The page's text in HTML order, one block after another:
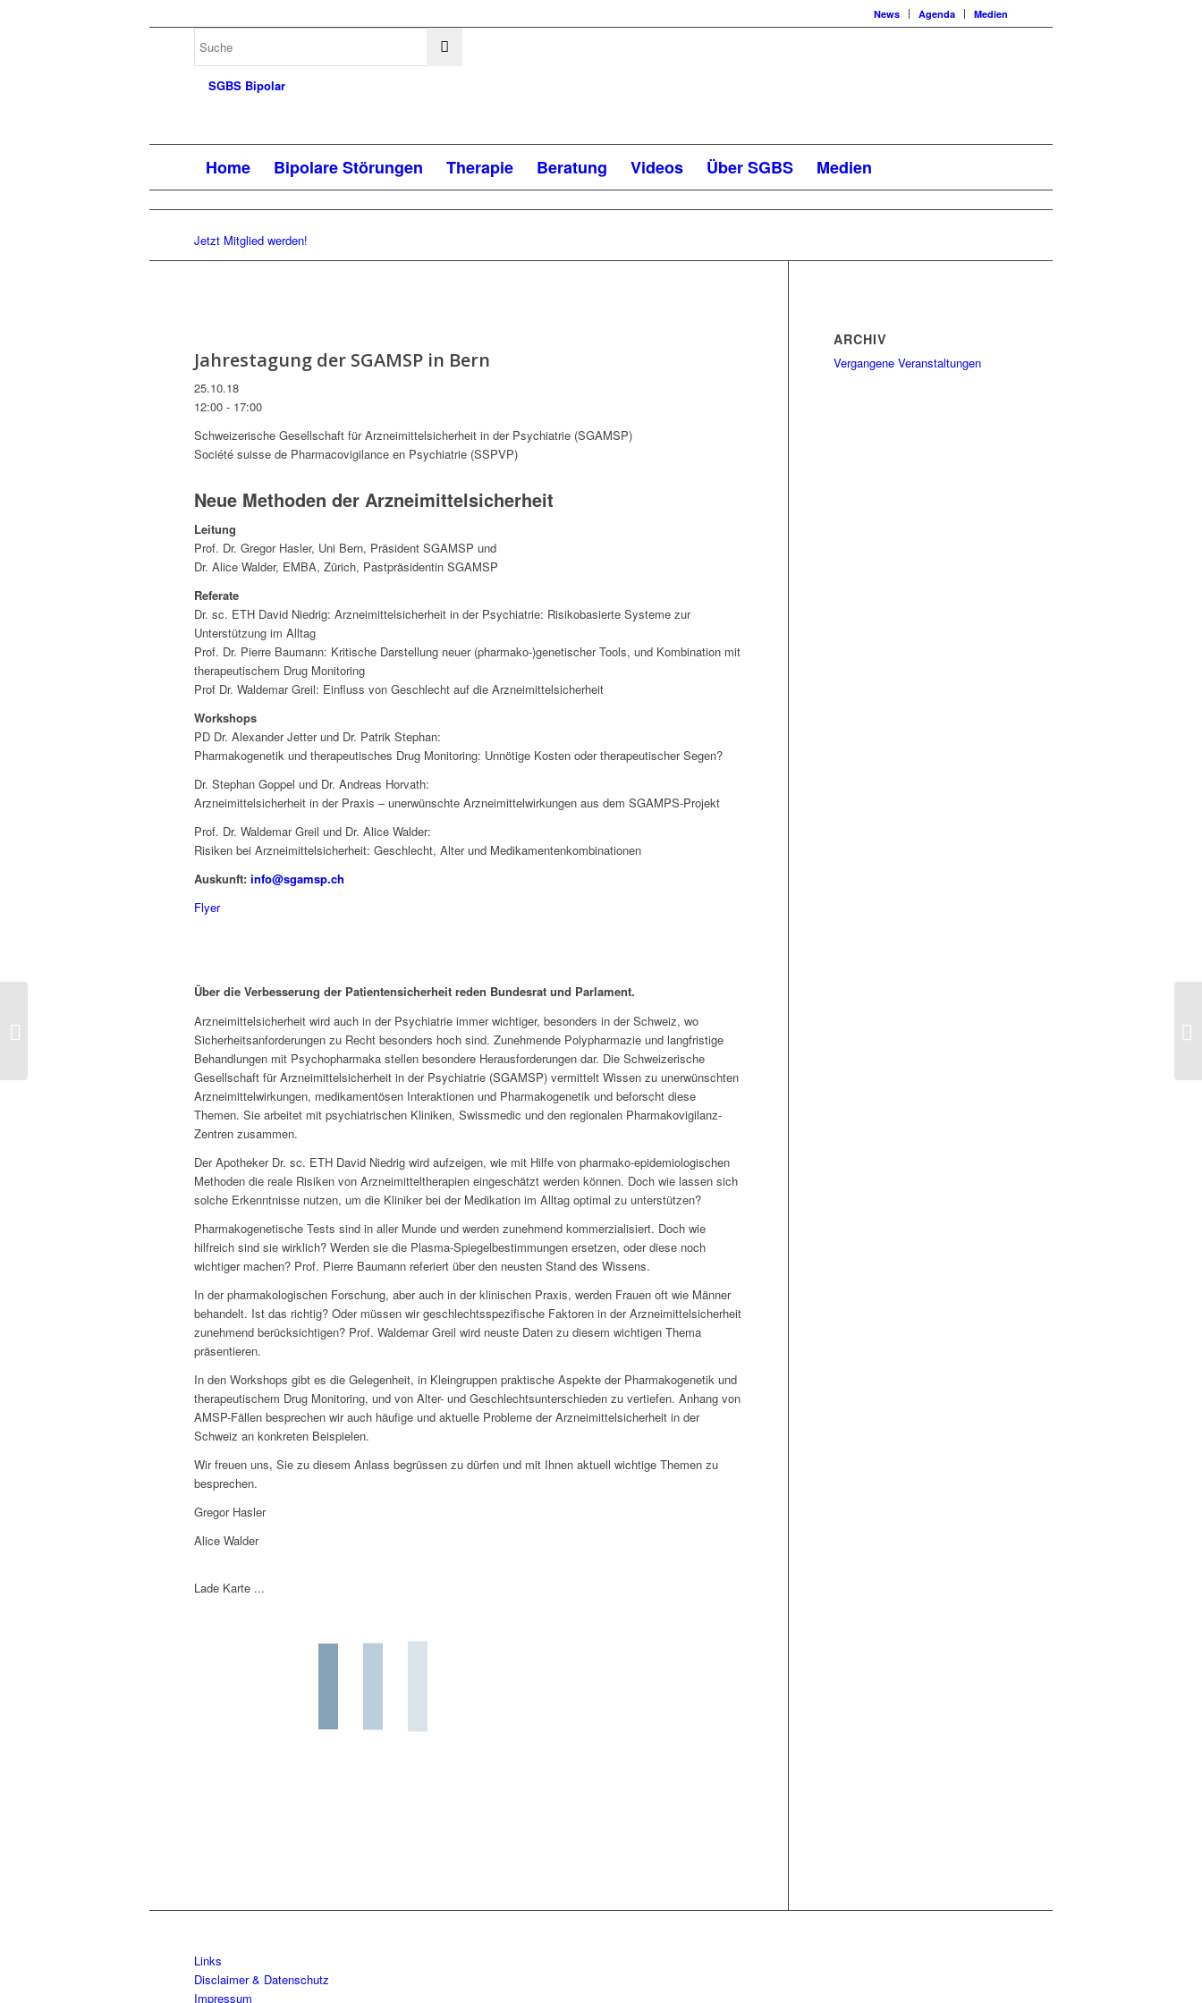
News Agenda Medien
Jetzt Mitglied werden!
Home Bipolare Störungen Therapie Beratung Videos Über SGBS Medien
Jahrestagung der SGAMSP in Bern
25.10.18
12:00 - 17:00
Schweizerische Gesellschaft für Arzneimittelsicherheit in der Psychiatrie (SGAMSP)
Société suisse de Pharmacovigilance en Psychiatrie (SSPVP)
Neue Methoden der Arzneimittelsicherheit
Leitung
Prof. Dr. Gregor Hasler, Uni Bern, Präsident SGAMSP und
Dr. Alice Walder, EMBA, Zürich, Pastpräsidentin SGAMSP
Referate
Dr. sc. ETH David Niedrig: Arzneimittelsicherheit in der Psychiatrie: Risikobasierte Systeme zur
Unterstützung im Alltag
Prof. Dr. Pierre Baumann: Kritische Darstellung neuer (pharmako-)genetischer Tools, und Kombination mit
therapeutischem Drug Monitoring
Prof Dr. Waldemar Greil: Einfluss von Geschlecht auf die Arzneimittelsicherheit
Workshops
PD Dr. Alexander Jetter und Dr. Patrik Stephan:
Pharmakogenetik und therapeutisches Drug Monitoring: Unnötige Kosten oder therapeutischer Segen?
Dr. Stephan Goppel und Dr. Andreas Horvath:
Arzneimittelsicherheit in der Praxis – unerwünschte Arzneimittelwirkungen aus dem SGAMPS-Projekt
Prof. Dr. Waldemar Greil und Dr. Alice Walder:
Risiken bei Arzneimittelsicherheit: Geschlecht, Alter und Medikamentenkombinationen
Auskunft: info@sgamsp.ch
Flyer
Über die Verbesserung der Patientensicherheit reden Bundesrat und Parlament.
Arzneimittelsicherheit wird auch in der Psychiatrie immer wichtiger, besonders in der Schweiz, wo
Sicherheitsanforderungen zu Recht besonders hoch sind. Zunehmende Polypharmazie und langfristige
Behandlungen mit Psychopharmaka stellen besondere Herausforderungen dar. Die Schweizerische
Gesellschaft für Arzneimittelsicherheit in der Psychiatrie (SGAMSP) vermittelt Wissen zu unerwünschten
Arzneimittelwirkungen, medikamentösen Interaktionen und Pharmakogenetik und beforscht diese
Themen. Sie arbeitet mit psychiatrischen Kliniken, Swissmedic und den regionalen Pharmakovigilanz-
Zentren zusammen.
Der Apotheker Dr. sc. ETH David Niedrig wird aufzeigen, wie mit Hilfe von pharmako-epidemiologischen
Methoden die reale Risiken von Arzneimitteltherapien eingeschätzt werden können. Doch wie lassen sich
solche Erkenntnisse nutzen, um die Kliniker bei der Medikation im Alltag optimal zu unterstützen?
Pharmakogenetische Tests sind in aller Munde und werden zunehmend kommerzialisiert. Doch wie
hilfreich sind sie wirklich? Werden sie die Plasma-Spiegelbestimmungen ersetzen, oder diese noch
wichtiger machen? Prof. Pierre Baumann referiert über den neusten Stand des Wissens.
In der pharmakologischen Forschung, aber auch in der klinischen Praxis, werden Frauen oft wie Männer
behandelt. Ist das richtig? Oder müssen wir geschlechtsspezifische Faktoren in der Arzneimittelsicherheit
zunehmend berücksichtigen? Prof. Waldemar Greil wird neuste Daten zu diesem wichtigen Thema
präsentieren.
In den Workshops gibt es die Gelegenheit, in Kleingruppen praktische Aspekte der Pharmakogenetik und
therapeutischem Drug Monitoring, und von Alter- und Geschlechtsunterschieden zu vertiefen. Anhang von
AMSP-Fällen besprechen wir auch häufige und aktuelle Probleme der Arzneimittelsicherheit in der
Schweiz an konkreten Beispielen.
Wir freuen uns, Sie zu diesem Anlass begrüssen zu dürfen und mit Ihnen aktuell wichtige Themen zu
besprechen.
Gregor Hasler
Alice Walder
Lade Karte ...
ARCHIV
Vergangene Veranstaltungen
Links
Disclaimer & Datenschutz
Impressum